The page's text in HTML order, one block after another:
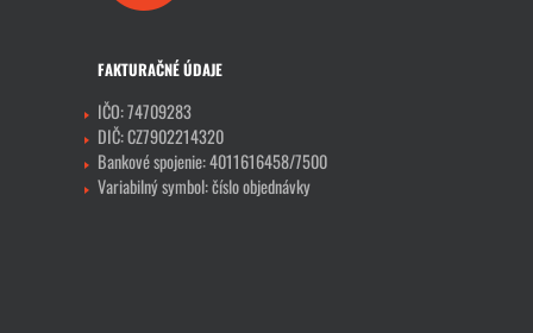
FAKTURAČNÉ ÚDAJE
IČO: 74709283
DIČ: CZ7902214320
Bankové spojenie: 4011616458/7500
Variabilný symbol: číslo objednávky